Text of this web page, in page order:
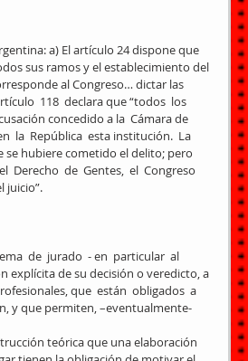
a) El artículo 24 dispone que
sus ramos y el establecimiento del
al Congreso… dictar las
118  declara que “todos  los
concedido a la  Cámara de
la  República  esta institución.  La
se hubiere cometido el delito; pero
Derecho  de  Gentes,  el  Congreso
juicio”.
de  jurado  - en  particular  al
explícita de su decisión o veredicto, a
que  están  obligados  a
y que permiten, –eventualmente-